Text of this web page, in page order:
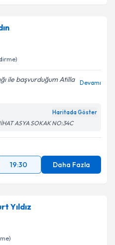
ile başvurduğum Atilla
Devamı
Haritada Göster
ASYA SOKAK NO:34C
19:30 Daha Fazla
Yıldız